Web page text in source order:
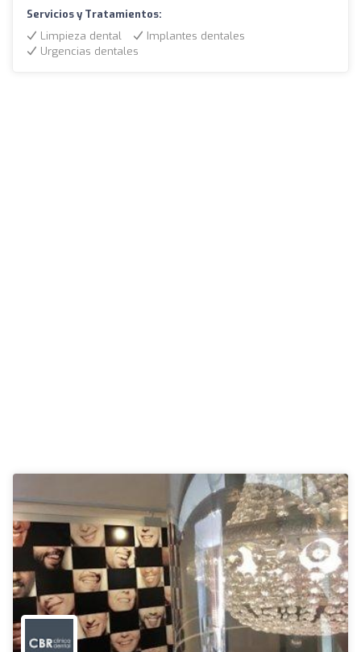
Servicios y Tratamientos:
Limpieza dental
Implantes dentales
Urgencias dentales